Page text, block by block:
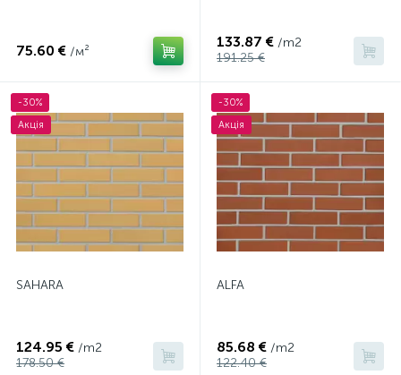
75.60 € /м²
133.87 € /m2
191.25 €
-30%
Акція
SAHARA
124.95 € /m2
178.50 €
-30%
Акція
ALFA
85.68 € /m2
122.40 €